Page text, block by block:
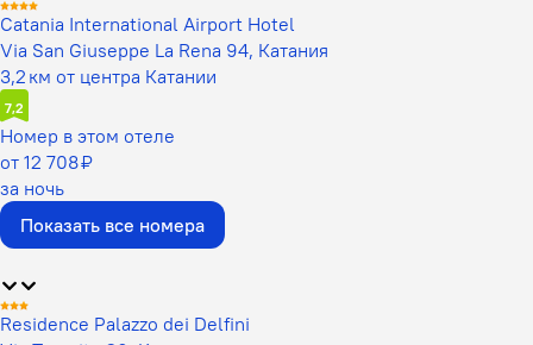
Catania International Airport Hotel
Via San Giuseppe La Rena 94, Катания
3,2 км от центра Катании
7,2
Номер в этом отеле
от 12 708 ₽
за ночь
Показать все номера
Residence Palazzo dei Delfini